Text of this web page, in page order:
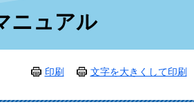
ニュアル
印刷 文字を大きくして印刷